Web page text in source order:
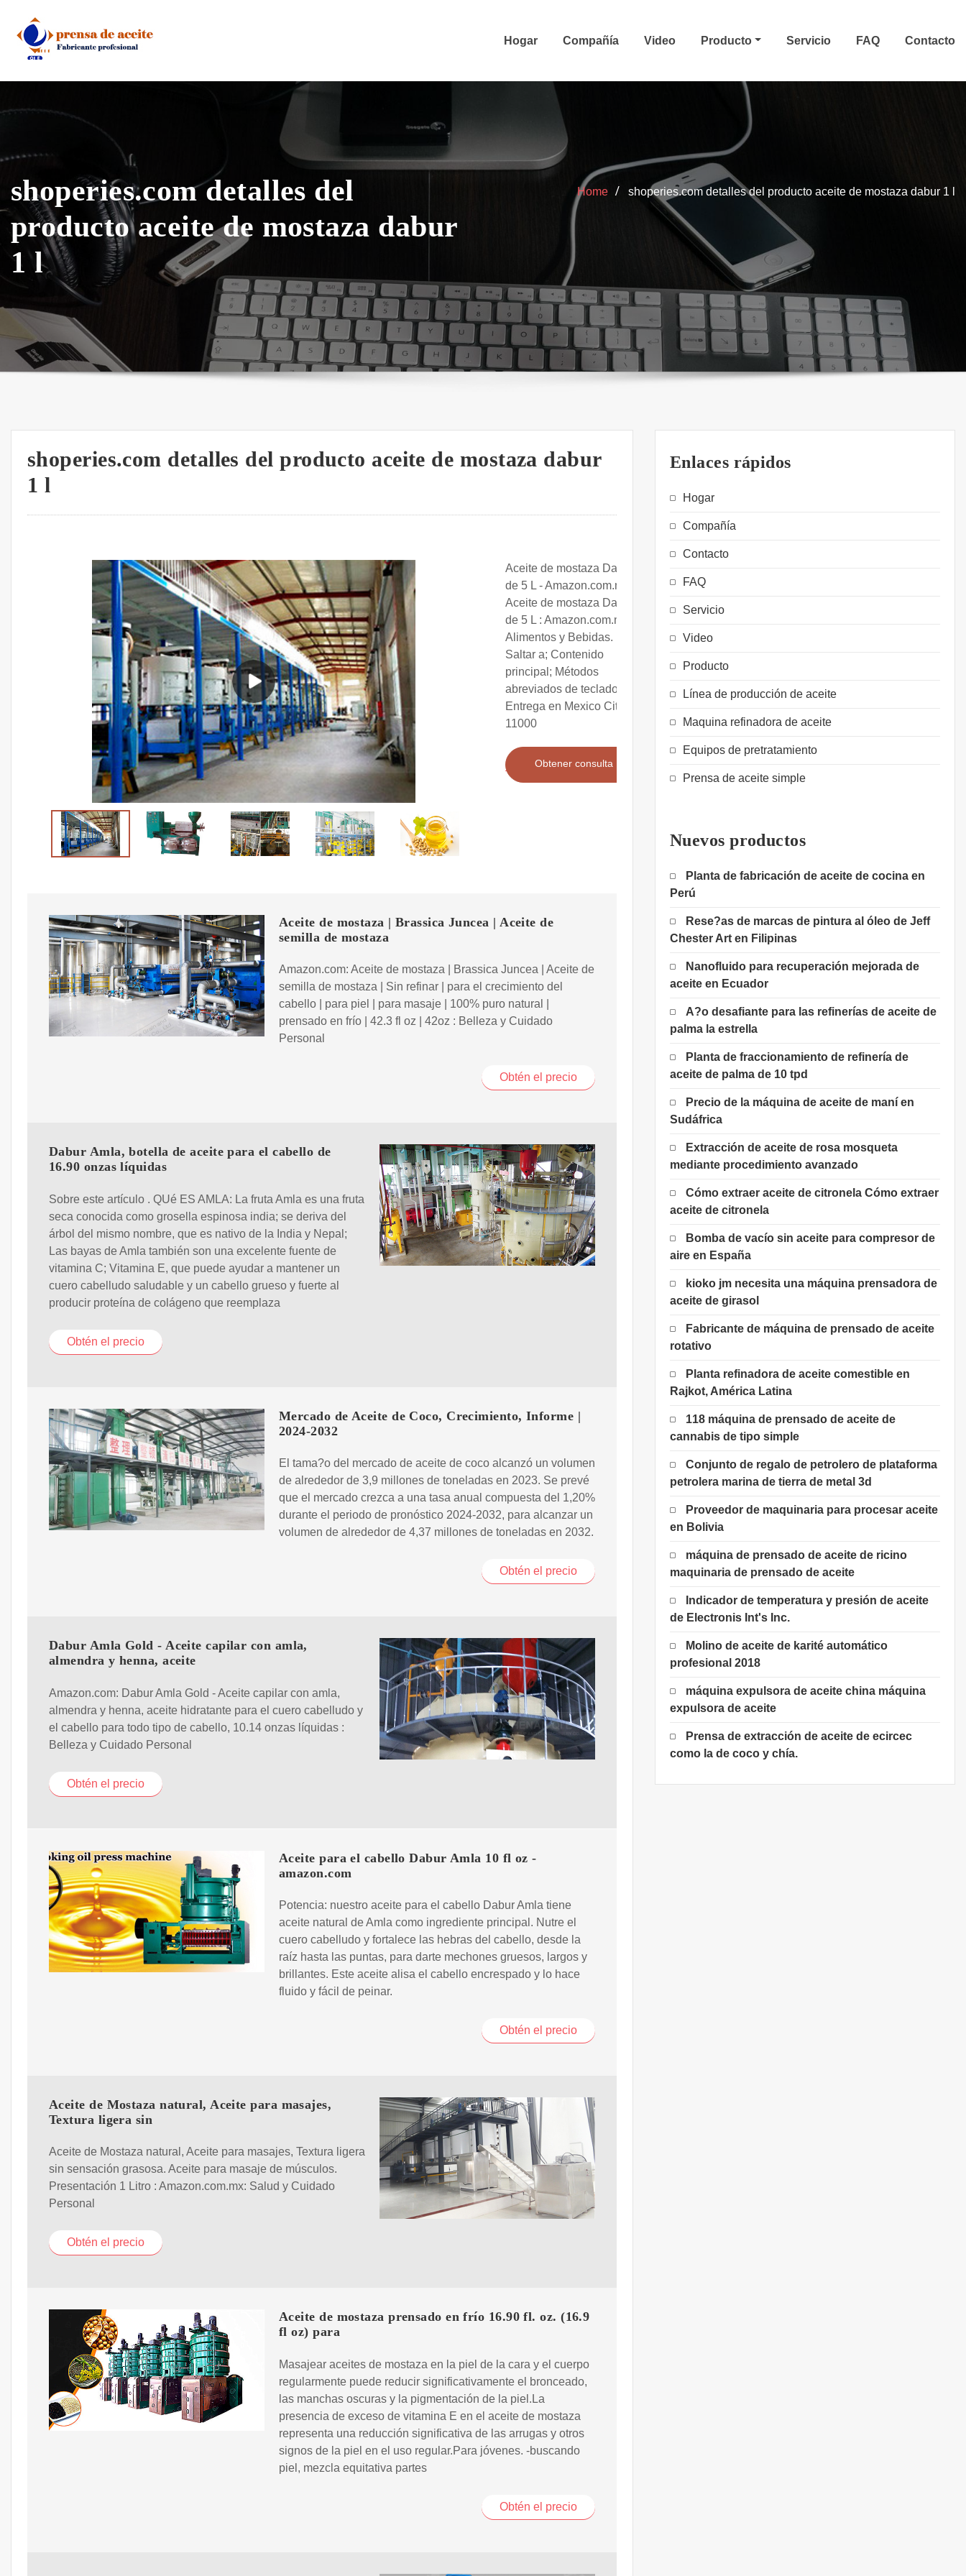
content
Hogar Compañía Video Producto Servicio FAQ Contacto
shoperies.com detalles del
producto aceite de mostaza dabur
1 l
Home shoperies.com detalles del producto aceite de mostaza dabur 1 l
shoperies.com detalles del producto aceite de mostaza dabur
1 l
Aceite de mostaza Dabur
de 5 L - Amazon.com.mx.
Aceite de mostaza Dabur
de 5 L : Amazon.com.mx:
Alimentos y Bebidas.
Saltar a; Contenido
principal; Métodos
abreviados de teclado ...
Entrega en Mexico City
11000
Obtener consulta
Aceite de mostaza | Brassica Juncea | Aceite de
semilla de mostaza
Amazon.com: Aceite de mostaza | Brassica Juncea | Aceite de
semilla de mostaza | Sin refinar | para el crecimiento del
cabello | para piel | para masaje | 100% puro natural |
prensado en frío | 42.3 fl oz | 42oz : Belleza y Cuidado
Personal
Obtén el precio
Dabur Amla, botella de aceite para el cabello de
16.90 onzas líquidas
Sobre este artículo . QUé ES AMLA: La fruta Amla es una fruta
seca conocida como grosella espinosa india; se deriva del
árbol del mismo nombre, que es nativo de la India y Nepal;
Las bayas de Amla también son una excelente fuente de
vitamina C; Vitamina E, que puede ayudar a mantener un
cuero cabelludo saludable y un cabello grueso y fuerte al
producir proteína de colágeno que reemplaza
Obtén el precio
Mercado de Aceite de Coco, Crecimiento, Informe |
2024-2032
El tama?o del mercado de aceite de coco alcanzó un volumen
de alrededor de 3,9 millones de toneladas en 2023. Se prevé
que el mercado crezca a una tasa anual compuesta del 1,20%
durante el periodo de pronóstico 2024-2032, para alcanzar un
volumen de alrededor de 4,37 millones de toneladas en 2032.
Obtén el precio
Dabur Amla Gold - Aceite capilar con amla,
almendra y henna, aceite
Amazon.com: Dabur Amla Gold - Aceite capilar con amla,
almendra y henna, aceite hidratante para el cuero cabelludo y
el cabello para todo tipo de cabello, 10.14 onzas líquidas :
Belleza y Cuidado Personal
Obtén el precio
Aceite para el cabello Dabur Amla 10 fl oz -
amazon.com
Potencia: nuestro aceite para el cabello Dabur Amla tiene
aceite natural de Amla como ingrediente principal. Nutre el
cuero cabelludo y fortalece las hebras del cabello, desde la
raíz hasta las puntas, para darte mechones gruesos, largos y
brillantes. Este aceite alisa el cabello encrespado y lo hace
fluido y fácil de peinar.
Obtén el precio
Aceite de Mostaza natural, Aceite para masajes,
Textura ligera sin
Aceite de Mostaza natural, Aceite para masajes, Textura ligera
sin sensación grasosa. Aceite para masaje de músculos.
Presentación 1 Litro : Amazon.com.mx: Salud y Cuidado
Personal
Obtén el precio
Aceite de mostaza prensado en frío 16.90 fl. oz. (16.9
fl oz) para
Masajear aceites de mostaza en la piel de la cara y el cuerpo
regularmente puede reducir significativamente el bronceado,
las manchas oscuras y la pigmentación de la piel.La
presencia de exceso de vitamina E en el aceite de mostaza
representa una reducción significativa de las arrugas y otros
signos de la piel en el uso regular.Para jóvenes. -buscando
piel, mezcla equitativa partes
Obtén el precio
Enlaces rápidos
Hogar
Compañía
Contacto
FAQ
Servicio
Video
Producto
Línea de producción de aceite
Maquina refinadora de aceite
Equipos de pretratamiento
Prensa de aceite simple
Nuevos productos
Planta de fabricación de aceite de cocina en
Perú
Rese?as de marcas de pintura al óleo de Jeff
Chester Art en Filipinas
Nanofluido para recuperación mejorada de
aceite en Ecuador
A?o desafiante para las refinerías de aceite de
palma la estrella
Planta de fraccionamiento de refinería de
aceite de palma de 10 tpd
Precio de la máquina de aceite de maní en
Sudáfrica
Extracción de aceite de rosa mosqueta
mediante procedimiento avanzado
Cómo extraer aceite de citronela Cómo extraer
aceite de citronela
Bomba de vacío sin aceite para compresor de
aire en España
kioko jm necesita una máquina prensadora de
aceite de girasol
Fabricante de máquina de prensado de aceite
rotativo
Planta refinadora de aceite comestible en
Rajkot, América Latina
118 máquina de prensado de aceite de
cannabis de tipo simple
Conjunto de regalo de petrolero de plataforma
petrolera marina de tierra de metal 3d
Proveedor de maquinaria para procesar aceite
en Bolivia
máquina de prensado de aceite de ricino
maquinaria de prensado de aceite
Indicador de temperatura y presión de aceite
de Electronis Int's Inc.
Molino de aceite de karité automático
profesional 2018
máquina expulsora de aceite china máquina
expulsora de aceite
Prensa de extracción de aceite de ecircec
como la de coco y chía.